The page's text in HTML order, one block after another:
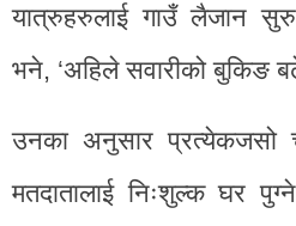
यात्रुहरुलाई गाउँ लैजान
भने, ‘अहिले सवारीको बुकिङ
उनका अनुसार प्रत्येकजसो
मतदातालाई निःशुल्क घर